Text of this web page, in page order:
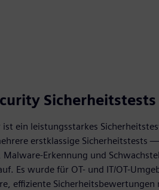
Sicherheitstests
ist ein leistungsstarkes
erstklassige Sicherheitstests
Erkennung und
Es wurde für OT- und IT/OT-
effiziente Sicherheitsbewertungen